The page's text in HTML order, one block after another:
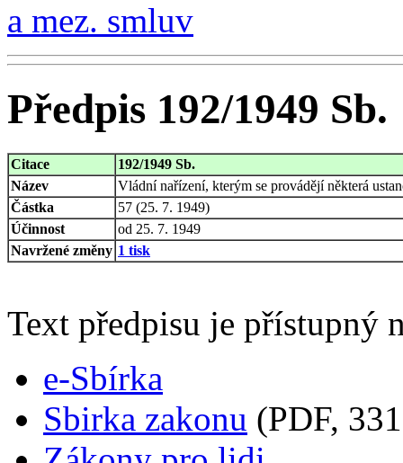
a mez. smluv
Předpis 192/1949 Sb.
Citace
192/1949 Sb.
Název
Vládní nařízení, kterým se provádějí některá
Částka
57 (25. 7. 1949)
Účinnost
od 25. 7. 1949
Navržené změny 1 tisk
Text předpisu je přístupný
e-Sbírka
Sbirka zakonu (PDF,